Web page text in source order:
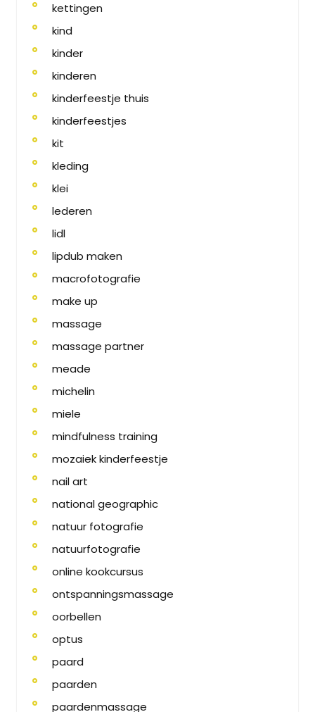
kettingen
kind
kinder
kinderen
kinderfeestje thuis
kinderfeestjes
kit
kleding
klei
lederen
lidl
lipdub maken
macrofotografie
make up
massage
massage partner
meade
michelin
miele
mindfulness training
mozaiek kinderfeestje
nail art
national geographic
natuur fotografie
natuurfotografie
online kookcursus
ontspanningsmassage
oorbellen
optus
paard
paarden
paardenmassage